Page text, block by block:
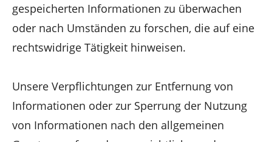
gespeicherten Informationen zu überwachen
oder nach Umständen zu forschen, die auf eine
rechtswidrige Tätigkeit hinweisen.
Unsere Verpflichtungen zur Entfernung von
Informationen oder zur Sperrung der Nutzung
von Informationen nach den allgemeinen